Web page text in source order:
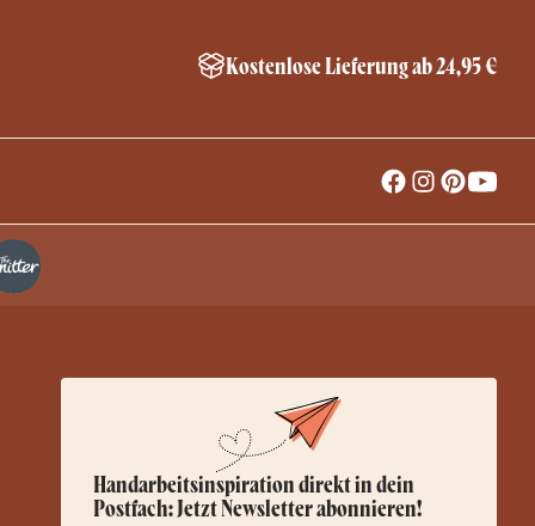
Kostenlose Lieferung ab 24,95 €
Handarbeitsinspiration direkt in dein
Postfach: Jetzt Newsletter abonnieren!